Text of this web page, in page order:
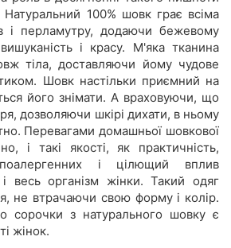
100% шовк грає всіма
і перламутру, додаючи бежевому
і красу. М'яка тканина
тіла, доставляючи йому чудове
Шовк настільки приємний на
його знімати. А враховуючи, що
дозволяючи шкірі дихати, в ньому
Перевагами домашньої шовкової
і такі якості, як практичність,
і цілющий вплив
весь організм жінки. Такий одяг
не втрачаючи свою форму і колір.
з натурального шовку є
жінок.